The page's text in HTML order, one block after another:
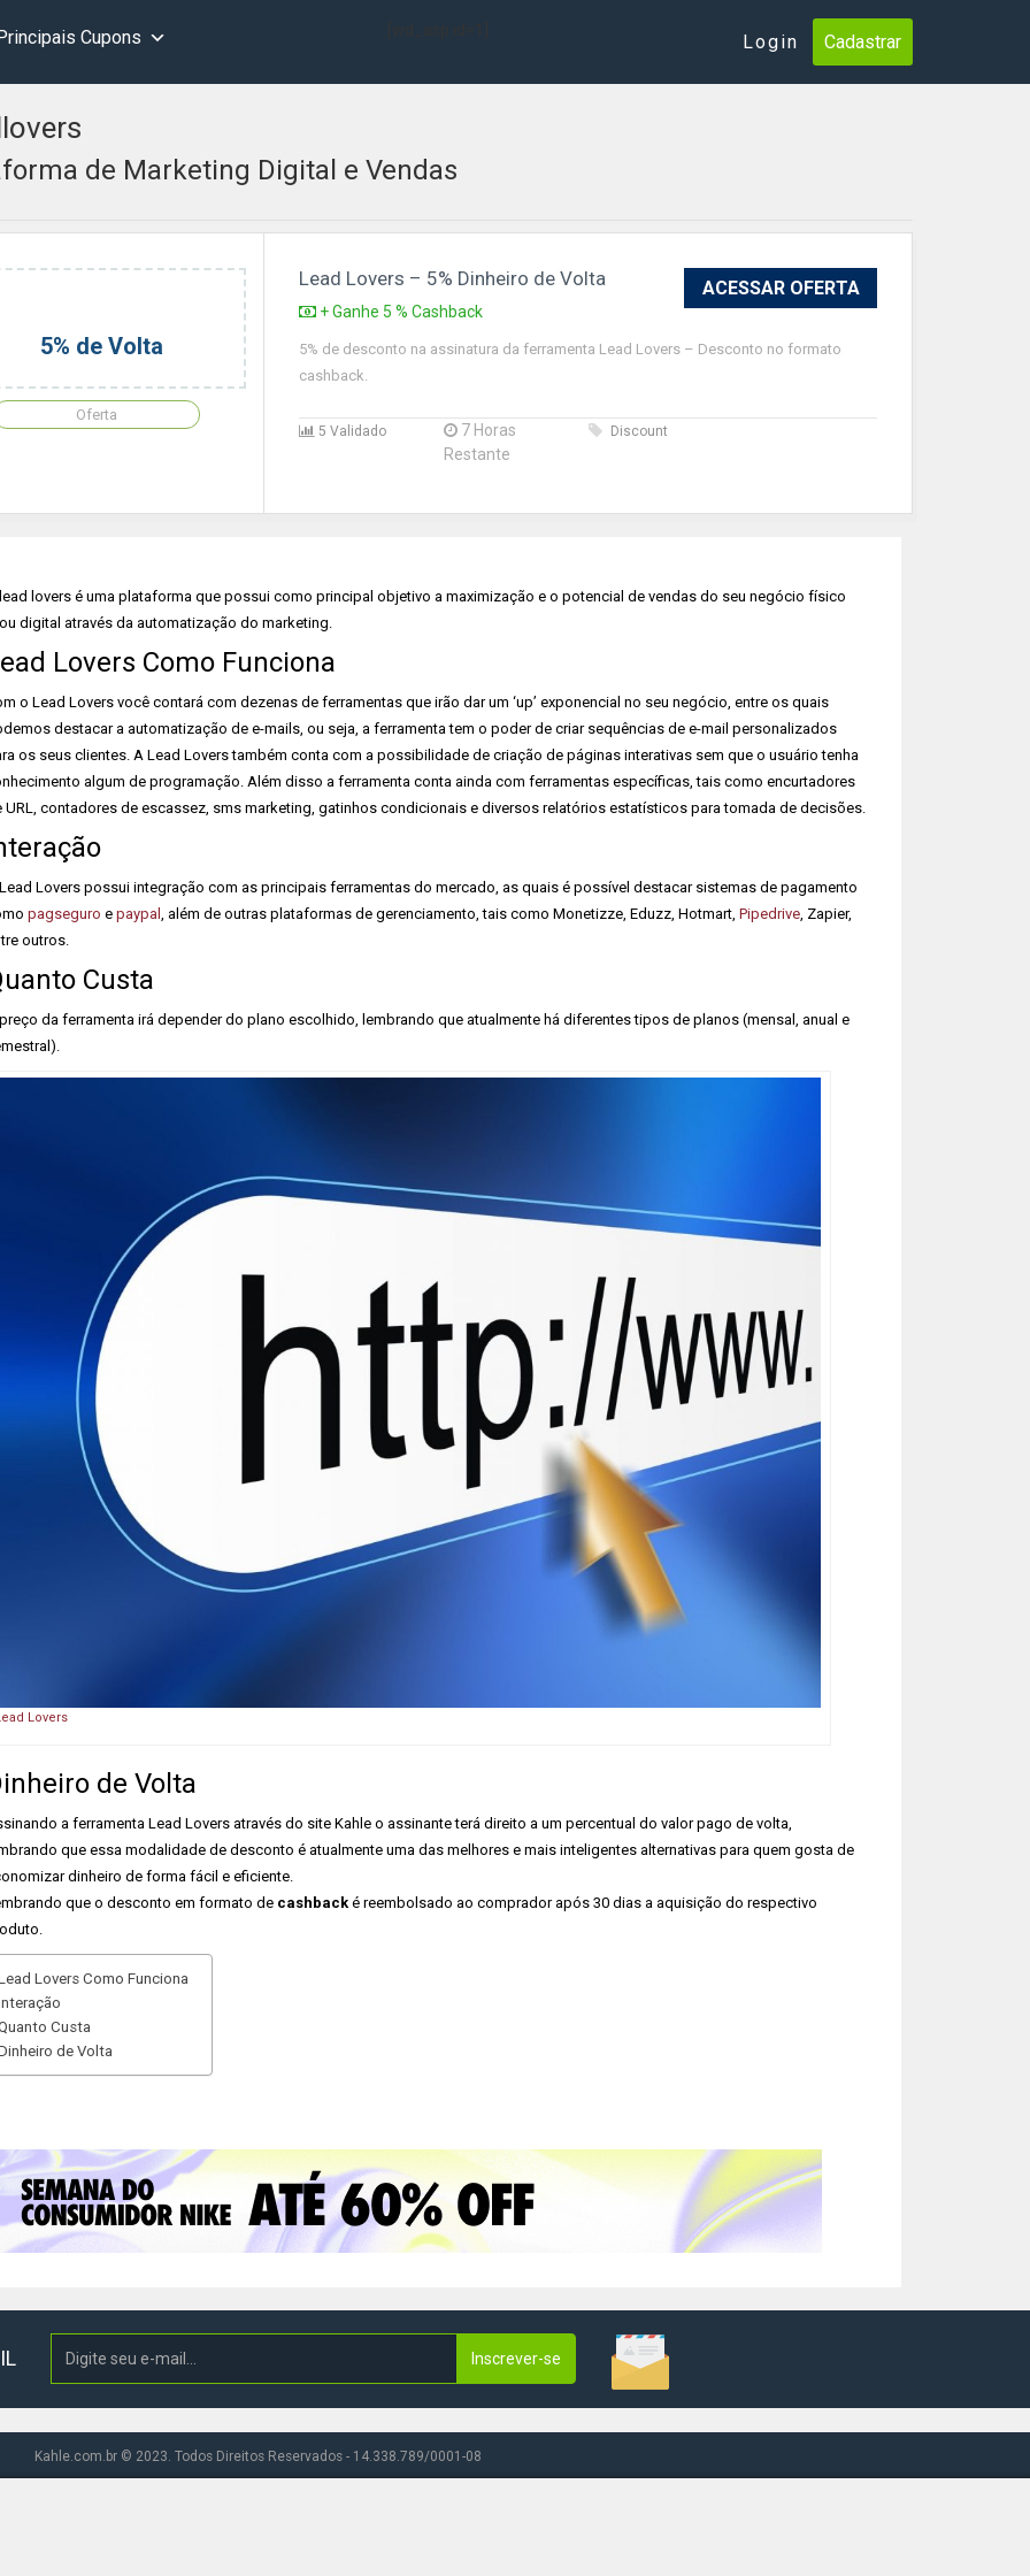
Cupons Login Cadastrar
de Marketing Digital e Vendas
5% de Volta
Oferta
Lead Lovers – 5% Dinheiro de Volta
+ Ganhe 5 % Cashback
ACESSAR OFERTA
5% de desconto na assinatura da ferramenta Lead Lovers – Desconto no formato
cashback.
5 Validado
7 Horas
Restante
Discount
lovers é uma plataforma que possui como principal objetivo a maximização e o potencial de vendas do seu negócio físico
digital através da automatização do marketing.
Lovers Como Funciona
o Lead Lovers você contará com dezenas de ferramentas que irão dar um ‘up’ exponencial no seu negócio, entre os quais
destacar a automatização de e-mails, ou seja, a ferramenta tem o poder de criar sequências de e-mail personalizados
os seus clientes. A Lead Lovers também conta com a possibilidade de criação de páginas interativas sem que o usuário tenha
algum de programação. Além disso a ferramenta conta ainda com ferramentas específicas, tais como encurtadores
URL, contadores de escassez, sms marketing, gatinhos condicionais e diversos relatórios estatísticos para tomada de decisões.
Lovers possui integração com as principais ferramentas do mercado, as quais é possível destacar sistemas de pagamento
pagseguro e paypal , além de outras plataformas de gerenciamento, tais como Monetizze, Eduzz, Hotmart, Pipedrive, Zapier,
outros.
Custa
da ferramenta irá depender do plano escolhido, lembrando que atualmente há diferentes tipos de planos (mensal, anual e
Lovers
de Volta
a ferramenta Lead Lovers através do site Kahle o assinante terá direito a um percentual do valor pago de volta,
que essa modalidade de desconto é atualmente uma das melhores e mais inteligentes alternativas para quem gosta de
dinheiro de forma fácil e eficiente.
que o desconto em formato de cashback é reembolsado ao comprador após 30 dias a aquisição do respectivo
Lovers Como Funciona
Custa
de Volta
Inscrever-se
Kahle.com.br © 2023. Todos Direitos Reservados - 14.338.789/0001-08